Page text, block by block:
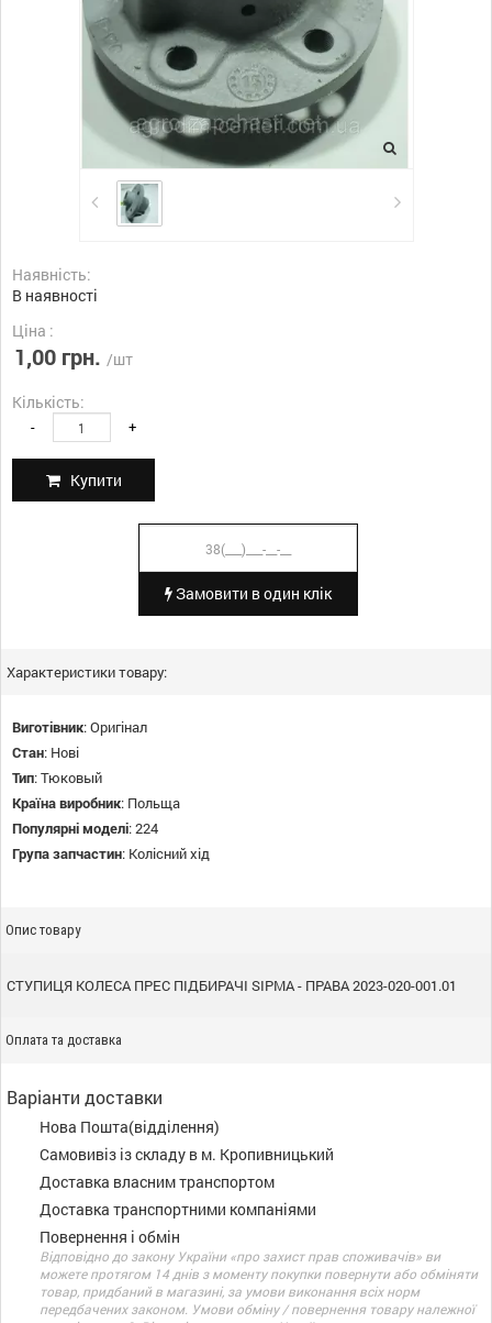
Наявність:
В наявності
Ціна :
1,00 грн. /шт
Кількість:
- +
Купити
Замовити в один клік
Характеристики товару:
Виготівник:Оригінал
Стан: Нові
Тип:Тюковый
Країна виробник: Польща
Популярні моделі:224
Група запчастин: Колісний хід
Опис товару
СТУПИЦЯ КОЛЕСА ПРЕС ПІДБИРАЧІ SIPMA - ПРАВА 2023-020-001.01
Оплата та доставка
Варіанти доставки
Нова Пошта(відділення)
Самовивіз із складу в м. Кропивницький
Доставка власним транспортом
Доставка транспортними компаніями
Повернення і обмін
Відповідно до закону України «про захист прав споживачів» ви
можете протягом 14 днів з моменту покупки повернути або обміняти
товар, придбаний в магазині, за умови виконання всіх норм
передбачених законом. Умови обміну / повернення товару належної